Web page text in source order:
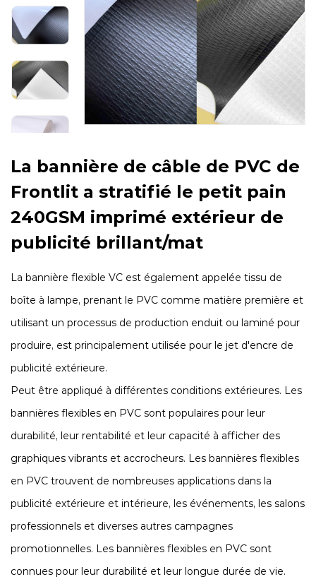
La bannière de câble de PVC de
Frontlit a stratifié le petit pain
240GSM imprimé extérieur de
publicité brillant/mat
La bannière flexible VC est également appelée tissu de
boîte à lampe, prenant le PVC comme matière première et
utilisant un processus de production enduit ou laminé pour
produire, est principalement utilisée pour le jet d'encre de
publicité extérieure.
Peut être appliqué à différentes conditions extérieures. Les
bannières flexibles en PVC sont populaires pour leur
durabilité, leur rentabilité et leur capacité à afficher des
graphiques vibrants et accrocheurs. Les bannières flexibles
en PVC trouvent de nombreuses applications dans la
publicité extérieure et intérieure, les événements, les salons
professionnels et diverses autres campagnes
promotionnelles. Les bannières flexibles en PVC sont
connues pour leur durabilité et leur longue durée de vie.